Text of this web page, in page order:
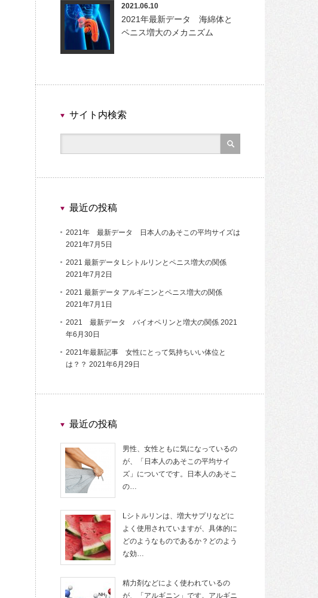
2021.06.10
2021年最新データ 海綿体と
ペニス増大のメカニズム
サイト内検索
最近の投稿
2021年 最新データ 日本人のあそこの平均サイズは
2021年7月5日
2021 最新データ Lシトルリンとペニス増大の関係
2021年7月2日
2021 最新データ アルギニンとペニス増大の関係
2021年7月1日
2021 最新データ バイオペリンと増大の関係 2021
年6月30日
2021年最新記事 女性にとって気持ちいい体位と
は？？ 2021年6月29日
最近の投稿
男性、女性ともに気になっているの
が、「日本人のあそこの平均サイ
ズ」についてです。日本人のあそこ
の…
Lシトルリンは、増大サプリなどに
よく使用されていますが、具体的に
どのようなものであるか？どのよう
な効…
精力剤などによく使われているの
が、「アルギニン」です。アルギニ